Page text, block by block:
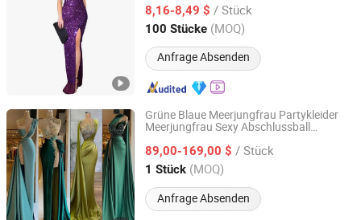
8,16-8,49 $ / Stück
100 Stücke (MOQ)
Anfrage Absenden
Shandong, China Seit 2025
Grüne Blaue Meerjungfrau Partykleider
Meerjungfrau Sexy Abschlussball
89,00-169,00 $ / Stück
1 Stück (MOQ)
Anfrage Absenden
Suzhou Leader Apparel Co., Ltd.
Jiangsu, China Seit 2013